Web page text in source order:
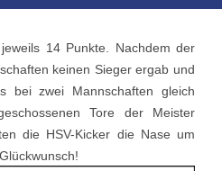
14 Punkte. Nachdem der
keinen Sieger ergab und
bei zwei Mannschaften gleich
Tore der Meister
die HSV-Kicker die Nase um